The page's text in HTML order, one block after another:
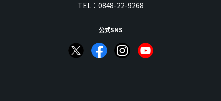
TEL： 0848-22-9268
公式SNS